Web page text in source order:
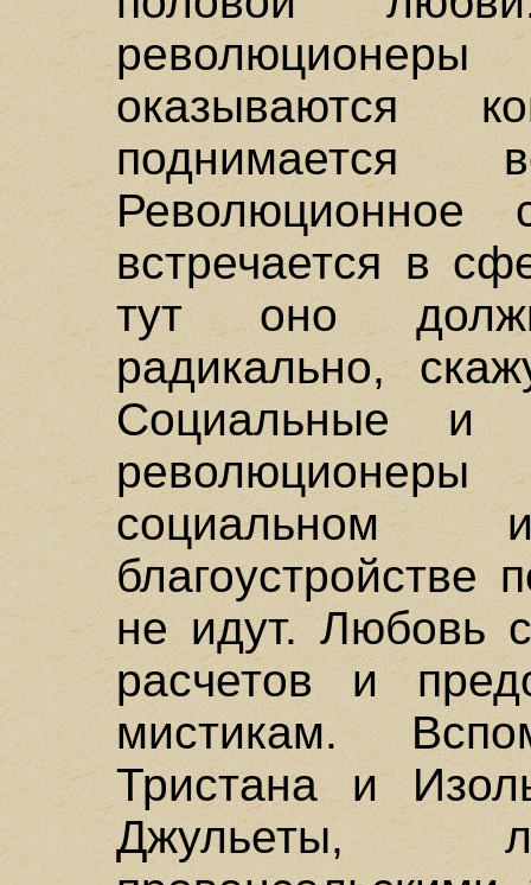
оказываются
Революционное
встречается в
тут оно
радикально,
Социальные и
социальном
благоустройстве
не идут. Любовь
расчетов и
мистикам.
Тристана и
Джульеты,